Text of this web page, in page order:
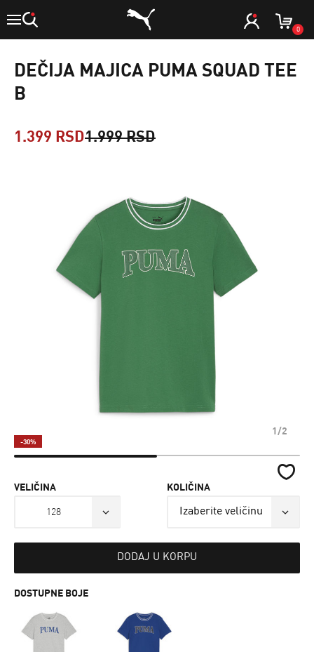
0
DEČIJA MAJICA PUMA SQUAD TEE
B
1.399 RSD1.999 RSD
1/2
-30%
VELIČINA
128
KOLIČINA
DODAJ U KORPU
DOSTUPNE BOJE